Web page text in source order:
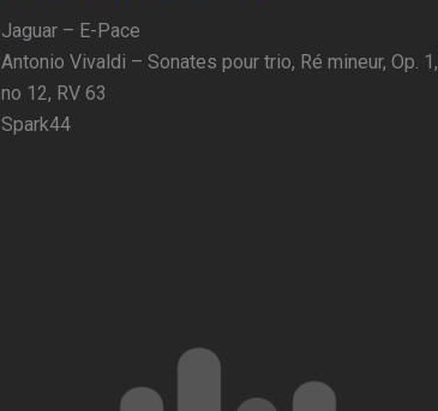
Jaguar – E-Pace
Antonio Vivaldi – Sonates pour trio, Ré mineur, Op. 1,
no 12, RV 63
Spark44